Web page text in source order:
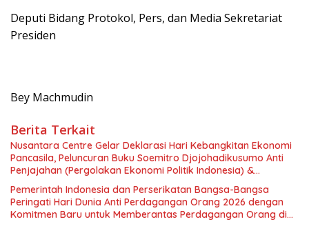
Deputi Bidang Protokol, Pers, dan Media Sekretariat
Presiden
Bey Machmudin
Berita Terkait
Nusantara Centre Gelar Deklarasi Hari Kebangkitan Ekonomi
Pancasila, Peluncuran Buku Soemitro Djojohadikusumo Anti
Penjajahan (Pergolakan Ekonomi Politik Indonesia) &
Simposium Nasional “Urgensi Undang-Undang Perekonomian
Nasional dan Kesejahteraan Sosial dalam Menata Bangsa
Menuju Indonesia Emas 2045”,
Pemerintah Indonesia dan Perserikatan Bangsa-Bangsa
Peringati Hari Dunia Anti Perdagangan Orang 2026 dengan
Komitmen Baru untuk Memberantas Perdagangan Orang di